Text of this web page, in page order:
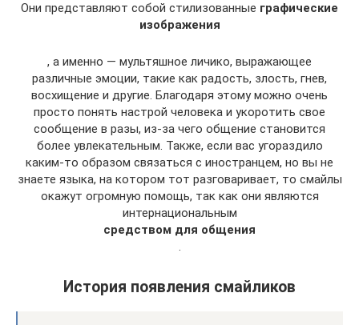
Они представляют собой стилизованные графические
изображения
, а именно — мультяшное личико, выражающее
различные эмоции, такие как радость, злость, гнев,
восхищение и другие. Благодаря этому можно очень
просто понять настрой человека и укоротить свое
сообщение в разы, из-за чего общение становится
более увлекательным. Также, если вас угораздило
каким-то образом связаться с иностранцем, но вы не
знаете языка, на котором тот разговаривает, то смайлы
окажут огромную помощь, так как они являются
интернациональным
средством для общения
.
История появления смайликов